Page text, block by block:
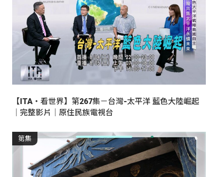
【ITA・看世界】第267集－台灣-太平洋 藍色大陸崛起
｜完整影片｜原住民族電視台
第集